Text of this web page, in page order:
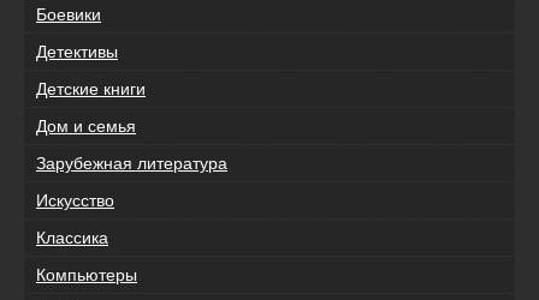
Боевики
Детективы
Детские книги
Дом и семья
Зарубежная литература
Искусство
Классика
Компьютеры